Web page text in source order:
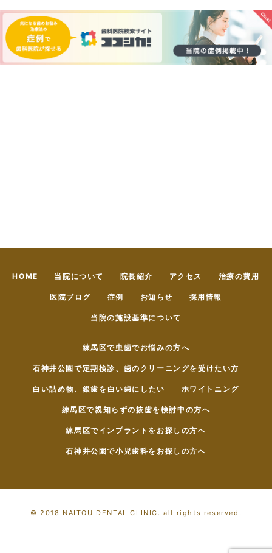
HOME 当院について 院長紹介 アクセス 治療の費用
医院ブログ 症例 お知らせ 採用情報
当院の施設基準について
練馬区で虫歯でお悩みの方へ
石神井公園で定期検診、歯のクリーニングを受けたい方
白い詰め物、銀歯を白い歯にしたい ホワイトニング
練馬区で親知らずの抜歯を検討中の方へ
練馬区でインプラントをお探しの方へ
石神井公園で小児歯科をお探しの方へ
© 2018 NAITOU DENTAL CLINIC. all rights reserved.